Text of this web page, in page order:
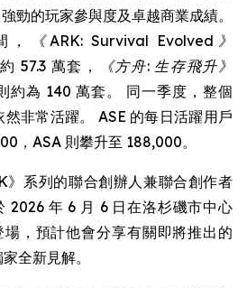
勁的玩家參與度及卓越商業成績。
，
《ARK: Survival Evolved》
57.3 萬套，
《方舟: 生存飛升》
約為 140 萬套。 同一季度，整個
然非常活躍。 ASE 的每日活躍用戶
，ASA 則攀升至 188,000。
》系列的聯合創辦人兼聯合創作者
年 6 月 6 日在洛杉磯市中心
，預計他會分享有關即將推出的
全新見解。